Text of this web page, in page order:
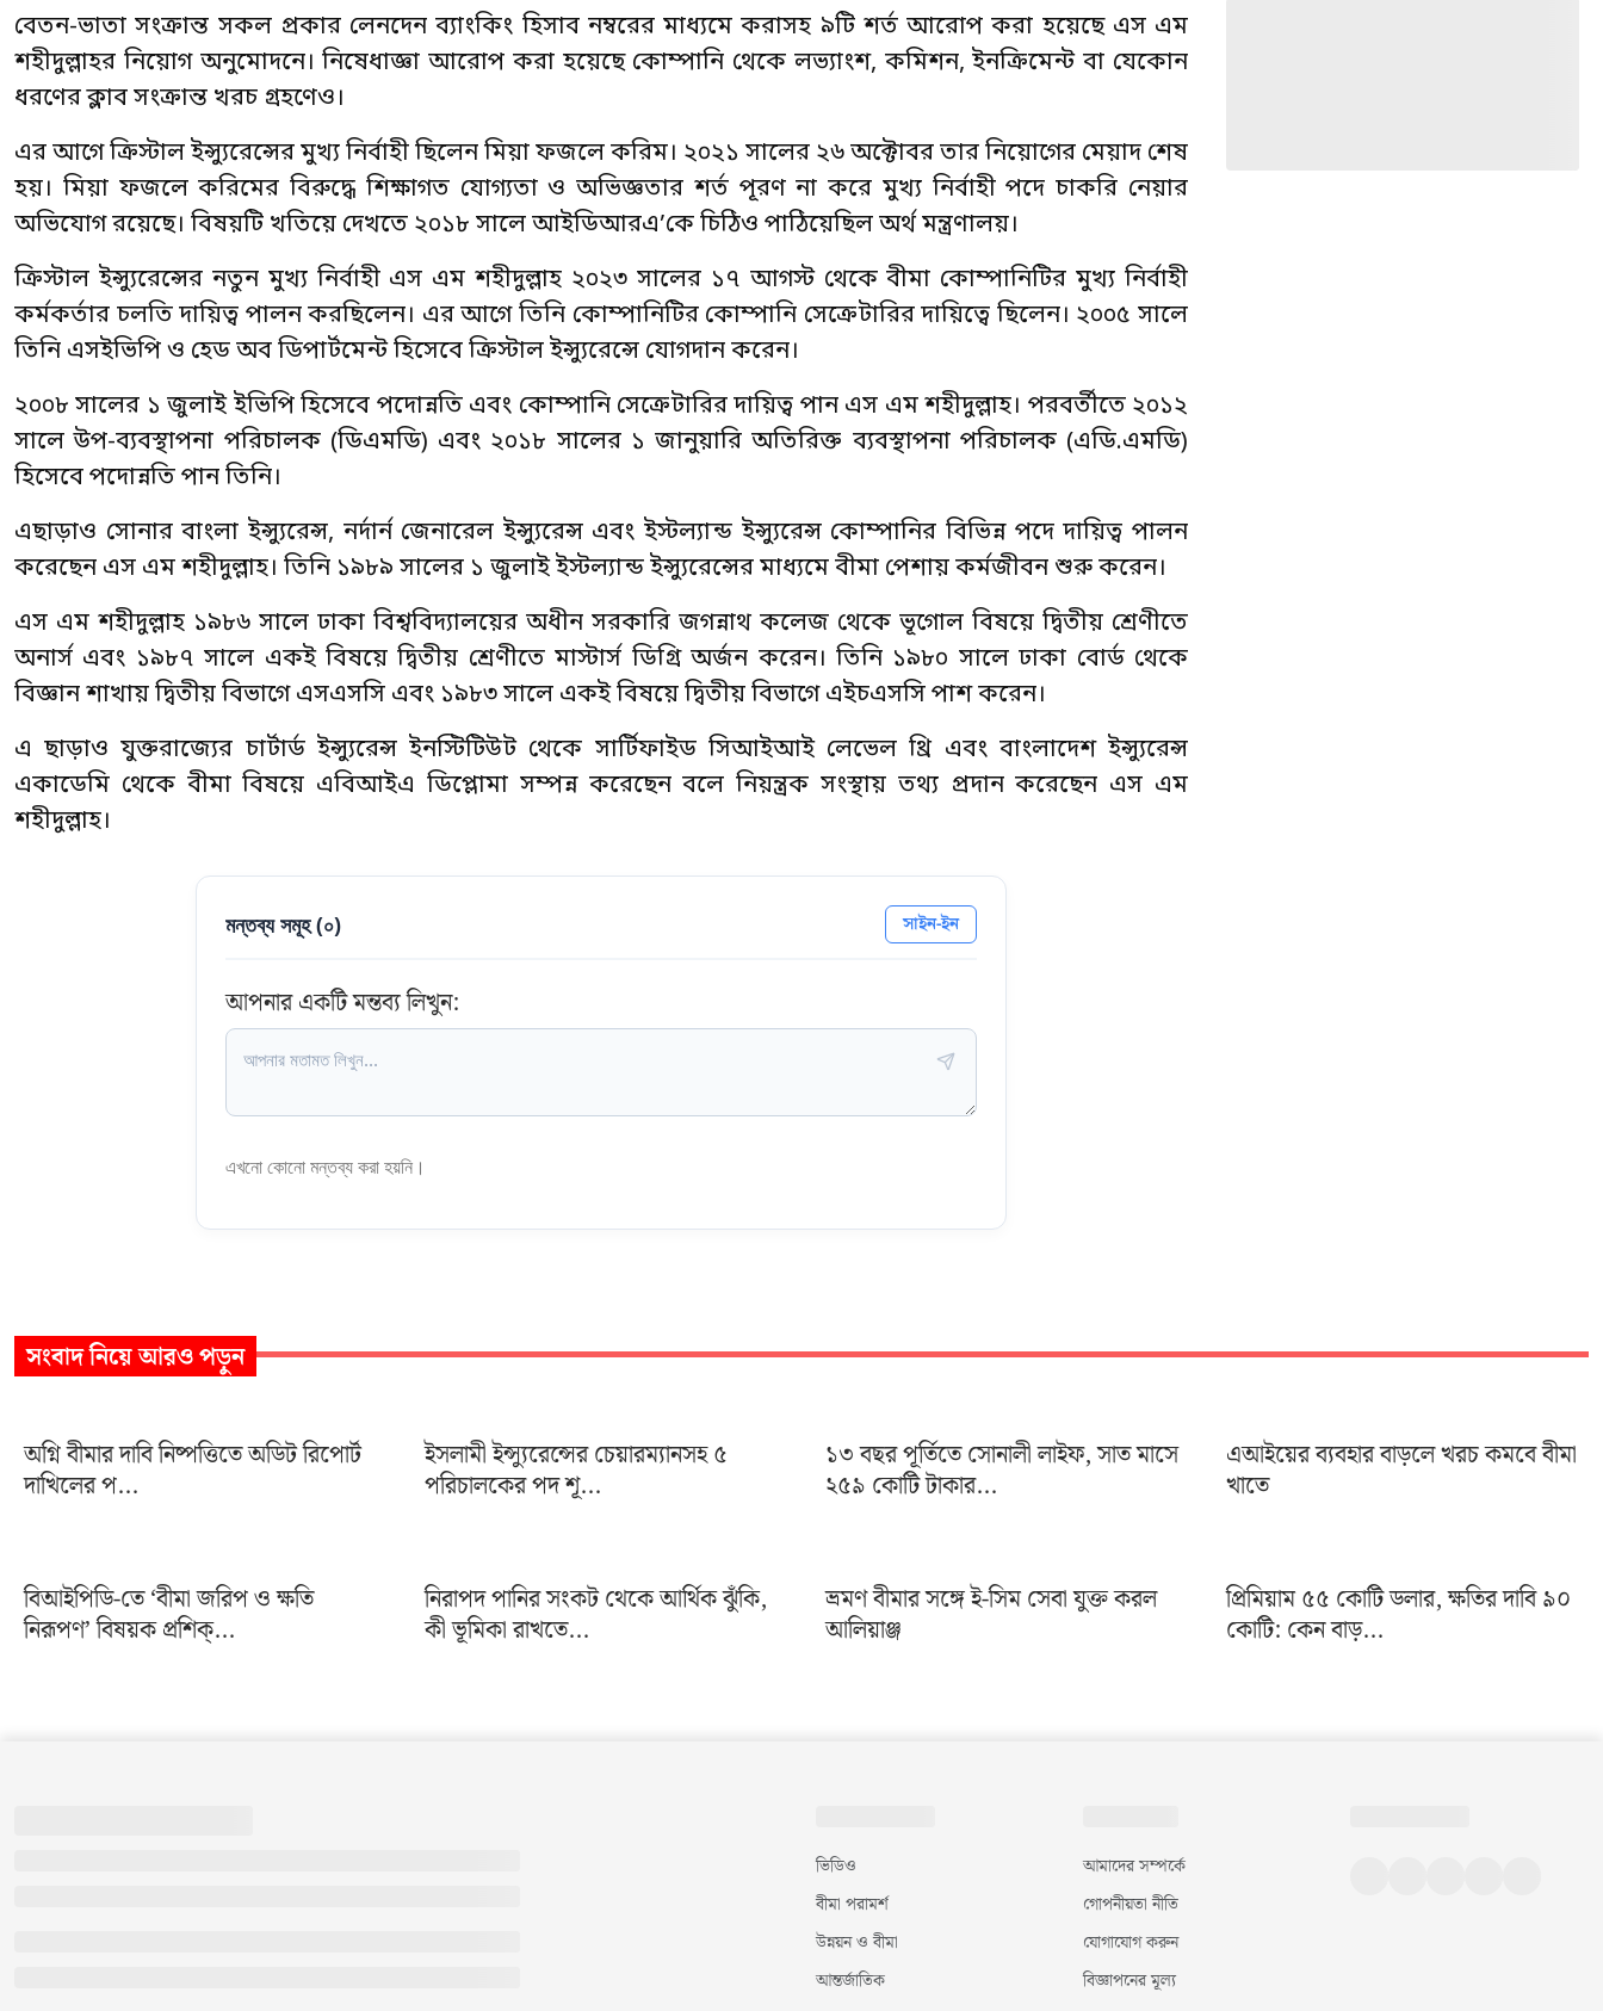
বেতন-ভাতা সংক্রান্ত সকল প্রকার লেনদেন ব্যাংকিং হিসাব নম্বরের মাধ্যমে করাসহ ৯টি শর্ত আরোপ করা হয়েছে এস এম
শহীদুল্লাহর নিয়োগ অনুমোদনে। নিষেধাজ্ঞা আরোপ করা হয়েছে কোম্পানি থেকে লভ্যাংশ, কমিশন, ইনক্রিমেন্ট বা যেকোন
ধরণের ক্লাব সংক্রান্ত খরচ গ্রহণেও।
এর আগে ক্রিস্টাল ইন্স্যুরেন্সের মুখ্য নির্বাহী ছিলেন মিয়া ফজলে করিম। ২০২১ সালের ২৬ অক্টোবর তার নিয়োগের মেয়াদ শেষ
হয়। মিয়া ফজলে করিমের বিরুদ্ধে শিক্ষাগত যোগ্যতা ও অভিজ্ঞতার শর্ত পূরণ না করে মুখ্য নির্বাহী পদে চাকরি নেয়ার
অভিযোগ রয়েছে। বিষয়টি খতিয়ে দেখতে ২০১৮ সালে আইডিআরএ’কে চিঠিও পাঠিয়েছিল অর্থ মন্ত্রণালয়।
ক্রিস্টাল ইন্স্যুরেন্সের নতুন মুখ্য নির্বাহী এস এম শহীদুল্লাহ ২০২৩ সালের ১৭ আগস্ট থেকে বীমা কোম্পানিটির মুখ্য নির্বাহী
কর্মকর্তার চলতি দায়িত্ব পালন করছিলেন। এর আগে তিনি কোম্পানিটির কোম্পানি সেক্রেটারির দায়িত্বে ছিলেন। ২০০৫ সালে
তিনি এসইভিপি ও হেড অব ডিপার্টমেন্ট হিসেবে ক্রিস্টাল ইন্স্যুরেন্সে যোগদান করেন।
২০০৮ সালের ১ জুলাই ইভিপি হিসেবে পদোন্নতি এবং কোম্পানি সেক্রেটারির দায়িত্ব পান এস এম শহীদুল্লাহ। পরবর্তীতে ২০১২
সালে উপ-ব্যবস্থাপনা পরিচালক (ডিএমডি) এবং ২০১৮ সালের ১ জানুয়ারি অতিরিক্ত ব্যবস্থাপনা পরিচালক (এডি.এমডি)
হিসেবে পদোন্নতি পান তিনি।
এছাড়াও সোনার বাংলা ইন্স্যুরেন্স, নর্দার্ন জেনারেল ইন্স্যুরেন্স এবং ইস্টল্যান্ড ইন্স্যুরেন্স কোম্পানির বিভিন্ন পদে দায়িত্ব পালন
করেছেন এস এম শহীদুল্লাহ। তিনি ১৯৮৯ সালের ১ জুলাই ইস্টল্যান্ড ইন্স্যুরেন্সের মাধ্যমে বীমা পেশায় কর্মজীবন শুরু করেন।
এস এম শহীদুল্লাহ ১৯৮৬ সালে ঢাকা বিশ্ববিদ্যালয়ের অধীন সরকারি জগন্নাথ কলেজ থেকে ভূগোল বিষয়ে দ্বিতীয় শ্রেণীতে
অনার্স এবং ১৯৮৭ সালে একই বিষয়ে দ্বিতীয় শ্রেণীতে মাস্টার্স ডিগ্রি অর্জন করেন। তিনি ১৯৮০ সালে ঢাকা বোর্ড থেকে
বিজ্ঞান শাখায় দ্বিতীয় বিভাগে এসএসসি এবং ১৯৮৩ সালে একই বিষয়ে দ্বিতীয় বিভাগে এইচএসসি পাশ করেন।
এ ছাড়াও যুক্তরাজ্যের চার্টার্ড ইন্স্যুরেন্স ইনস্টিটিউট থেকে সার্টিফাইড সিআইআই লেভেল থ্রি এবং বাংলাদেশ ইন্স্যুরেন্স
একাডেমি থেকে বীমা বিষয়ে এবিআইএ ডিপ্লোমা সম্পন্ন করেছেন বলে নিয়ন্ত্রক সংস্থায় তথ্য প্রদান করেছেন এস এম
শহীদুল্লাহ।
মন্তব্য সমূহ (০) সাইন-ইন
আপনার একটি মন্তব্য লিখুন:
এখনো কোনো মন্তব্য করা হয়নি।
সংবাদনিয়ে আরও পড়ুন
অগ্নি বীমার দাবি নিষ্পত্তিতে অডিট রিপোর্ট
দাখিলের প...
ইসলামী ইন্স্যুরেন্সের চেয়ারম্যানসহ ৫
পরিচালকের পদ শূ...
১৩ বছর পূর্তিতে সোনালী লাইফ, সাত মাসে
২৫৯ কোটি টাকার...
এআইয়ের ব্যবহার বাড়লে খরচ কমবে বীমা
খাতে
বিআইপিডি-তে ‘বীমা জরিপ ও ক্ষতি
নিরূপণ’ বিষয়ক প্রশিক্...
নিরাপদ পানির সংকট থেকে আর্থিক ঝুঁকি,
কী ভূমিকা রাখতে...
ভ্রমণ বীমার সঙ্গে ই-সিম সেবা যুক্ত করল
আলিয়াঞ্জ
প্রিমিয়াম ৫৫ কোটি ডলার, ক্ষতির দাবি ৯০
কোটি: কেন বাড়...
ভিডিও
বীমা পরামর্শ
উন্নয়ন ও বীমা
আন্তর্জাতিক
আমাদের সম্পর্কে
গোপনীয়তা নীতি
যোগাযোগ করুন
বিজ্ঞাপনের মূল্য